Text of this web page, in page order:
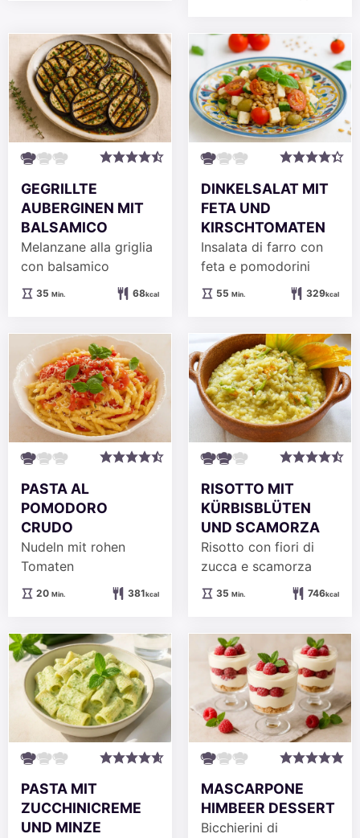
GEGRILLTE
AUBERGINEN MIT
BALSAMICO
Melanzane alla griglia
con balsamico
35Minuten
Min. 68kcal
DINKELSALAT MIT
FETA UND
KIRSCHTOMATEN
Insalata di farro con
feta e pomodorini
55Minuten
Min. 329kcal
PASTA AL
POMODORO
CRUDO
Nudeln mit rohen
Tomaten
20Minuten
Min. 381kcal
RISOTTO MIT
KÜRBISBLÜTEN
UND SCAMORZA
Risotto con fiori di
zucca e scamorza
35Minuten
Min. 746kcal
PASTA MIT
ZUCCHINICREME
UND MINZE
MASCARPONE
HIMBEER DESSERT
Bicchierini di